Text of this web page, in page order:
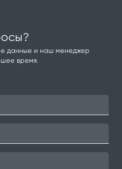
данные и наш менеджер
время.